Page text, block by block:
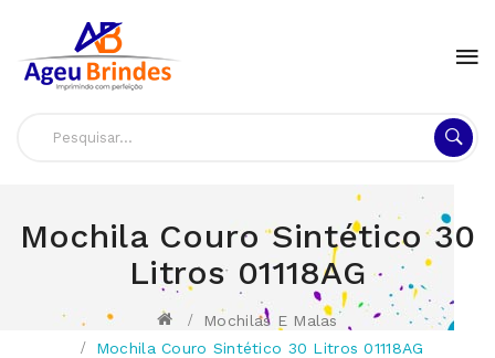
Mochila Couro Sintético 30
Litros 01118AG
Mochilas E Malas
Mochila Couro Sintético 30 Litros 01118AG